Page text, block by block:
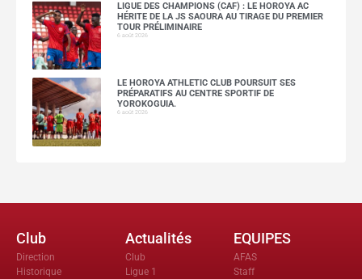
LIGUE DES CHAMPIONS (CAF) : LE HOROYA AC
HÉRITE DE LA JS SAOURA AU TIRAGE DU PREMIER
TOUR PRÉLIMINAIRE
6 août 2026
LE HOROYA ATHLETIC CLUB POURSUIT SES
PRÉPARATIFS AU CENTRE SPORTIF DE
YOROKOGUIA.
6 août 2026
Club
Direction
Historique
Actualités
Club
Ligue 1
EQUIPES
AFAS
Staff